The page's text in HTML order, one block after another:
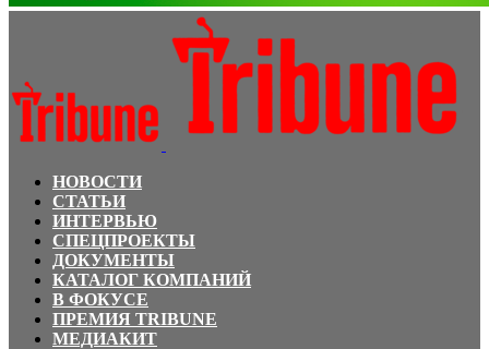
НОВОСТИ
СТАТЬИ
ИНТЕРВЬЮ
СПЕЦПРОЕКТЫ
ДОКУМЕНТЫ
КАТАЛОГ КОМПАНИЙ
В ФОКУСЕ
ПРЕМИЯ TRIBUNE
МЕДИАКИТ